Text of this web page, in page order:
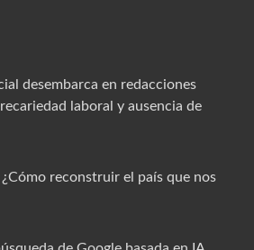
desembarca en redacciones
laboral y ausencia de
reconstruir el país que nos